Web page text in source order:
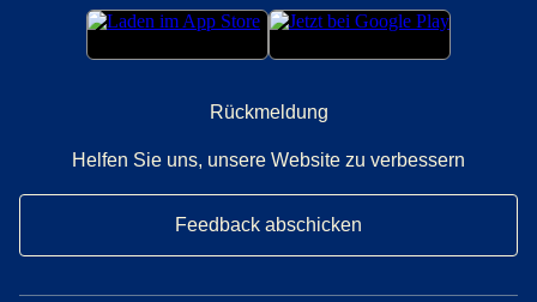
Rückmeldung
Helfen Sie uns, unsere Website zu verbessern
Feedback abschicken